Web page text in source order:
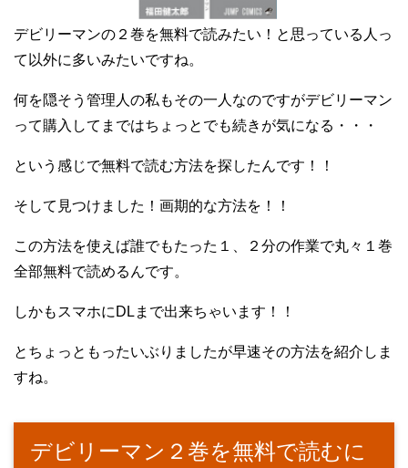
デビリーマンの２巻を無料で読みたい！と思っている人っ
て以外に多いみたいですね。
何を隠そう管理人の私もその一人なのですがデビリーマン
って購入してまではちょっとでも続きが気になる・・・
という感じで無料で読む方法を探したんです！！
そして見つけました！画期的な方法を！！
この方法を使えば誰でもたった１、２分の作業で丸々１巻
全部無料で読めるんです。
しかもスマホにDLまで出来ちゃいます！！
とちょっともったいぶりましたが早速その方法を紹介しま
すね。
デビリーマン２巻を無料で読むに